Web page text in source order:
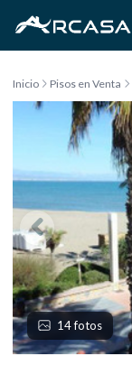
Inicio Pisos en Venta
14 fotos